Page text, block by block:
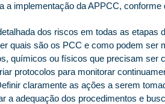
implementação da APPCC, conforme
dos riscos em todas as etapas
quais são os PCC e como podem ser
químicos ou físicos que precisam ser
protocolos para monitorar
claramente as ações a serem
a adequação dos procedimentos e